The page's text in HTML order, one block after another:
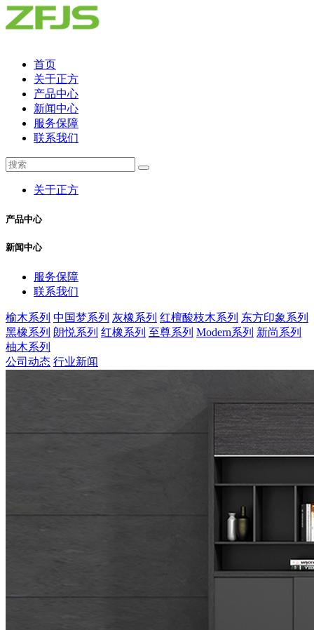
首页
关于正方
产品中心
新闻中心
服务保障
联系我们
关于正方
产品中心
新闻中心
服务保障
联系我们
榆木系列 中国梦系列 灰橡系列 红檀酸枝木系列 东方印象系列
黑橡系列 朗悦系列 红橡系列 至尊系列 Modern系列 新尚系列
柚木系列
公司动态 行业新闻